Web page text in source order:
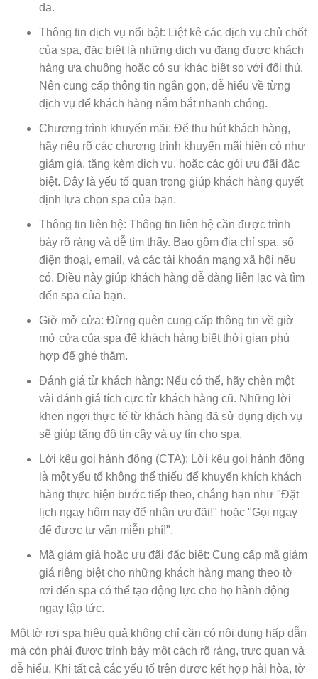
da.
Thông tin dịch vụ nổi bật: Liệt kê các dịch vụ chủ chốt
của spa, đặc biệt là những dịch vụ đang được khách
hàng ưa chuộng hoặc có sự khác biệt so với đối thủ.
Nên cung cấp thông tin ngắn gọn, dễ hiểu về từng
dịch vụ để khách hàng nắm bắt nhanh chóng.
Chương trình khuyến mãi: Để thu hút khách hàng,
hãy nêu rõ các chương trình khuyến mãi hiện có như
giảm giá, tặng kèm dịch vụ, hoặc các gói ưu đãi đặc
biệt. Đây là yếu tố quan trọng giúp khách hàng quyết
định lựa chọn spa của bạn.
Thông tin liên hệ: Thông tin liên hệ cần được trình
bày rõ ràng và dễ tìm thấy. Bao gồm địa chỉ spa, số
điện thoại, email, và các tài khoản mạng xã hội nếu
có. Điều này giúp khách hàng dễ dàng liên lạc và tìm
đến spa của bạn.
Giờ mở cửa: Đừng quên cung cấp thông tin về giờ
mở cửa của spa để khách hàng biết thời gian phù
hợp để ghé thăm.
Đánh giá từ khách hàng: Nếu có thể, hãy chèn một
vài đánh giá tích cực từ khách hàng cũ. Những lời
khen ngợi thực tế từ khách hàng đã sử dụng dịch vụ
sẽ giúp tăng độ tin cậy và uy tín cho spa.
Lời kêu gọi hành động (CTA): Lời kêu gọi hành động
là một yếu tố không thể thiếu để khuyến khích khách
hàng thực hiện bước tiếp theo, chẳng hạn như "Đặt
lịch ngay hôm nay để nhận ưu đãi!" hoặc "Gọi ngay
để được tư vấn miễn phí!".
Mã giảm giá hoặc ưu đãi đặc biệt: Cung cấp mã giảm
giá riêng biệt cho những khách hàng mang theo tờ
rơi đến spa có thể tạo động lực cho họ hành động
ngay lập tức.
Một tờ rơi spa hiệu quả không chỉ cần có nội dung hấp dẫn
mà còn phải được trình bày một cách rõ ràng, trực quan và
dễ hiểu. Khi tất cả các yếu tố trên được kết hợp hài hòa, tờ